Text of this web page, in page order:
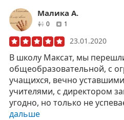
Малика А.
0друзей1
23.01.2020
В школу Максат, мы
общеобразовательной, с
учащихся, вечно
учителями, с директором
угодно, но только не
дальше